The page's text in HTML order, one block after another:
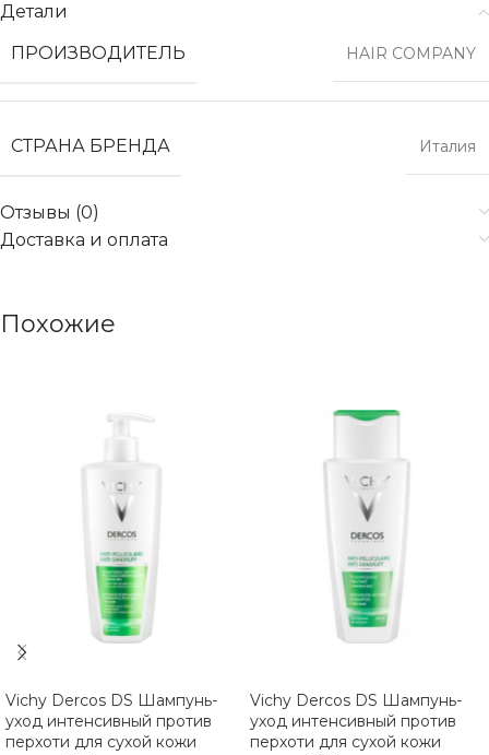
Детали
ПРОИЗВОДИТЕЛЬ
HAIR COMPANY
СТРАНА БРЕНДА Италия
Отзывы (0)
Доставка и оплата
Похожие
Vichy Dercos DS Шампунь-
уход интенсивный против
перхоти для сухой кожи
Vichy Dercos DS Шампунь-
уход интенсивный против
перхоти для сухой кожи